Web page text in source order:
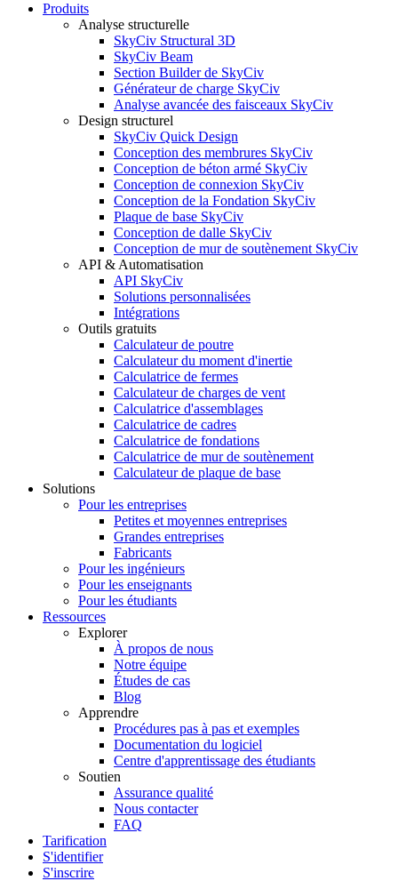
Produits
Analyse structurelle
SkyCiv Structural 3D
SkyCiv Beam
Section Builder de SkyCiv
Générateur de charge SkyCiv
Analyse avancée des faisceaux SkyCiv
Design structurel
SkyCiv Quick Design
Conception des membrures SkyCiv
Conception de béton armé SkyCiv
Conception de connexion SkyCiv
Conception de la Fondation SkyCiv
Plaque de base SkyCiv
Conception de dalle SkyCiv
Conception de mur de soutènement SkyCiv
API & Automatisation
API SkyCiv
Solutions personnalisées
Intégrations
Outils gratuits
Calculateur de poutre
Calculateur du moment d'inertie
Calculatrice de fermes
Calculateur de charges de vent
Calculatrice d'assemblages
Calculatrice de cadres
Calculatrice de fondations
Calculatrice de mur de soutènement
Calculateur de plaque de base
Solutions
Pour les entreprises
Petites et moyennes entreprises
Grandes entreprises
Fabricants
Pour les ingénieurs
Pour les enseignants
Pour les étudiants
Ressources
Explorer
À propos de nous
Notre équipe
Études de cas
Blog
Apprendre
Procédures pas à pas et exemples
Documentation du logiciel
Centre d'apprentissage des étudiants
Soutien
Assurance qualité
Nous contacter
FAQ
Tarification
S'identifier
S'inscrire